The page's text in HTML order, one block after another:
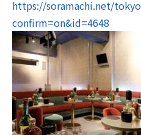
https://soramachi.net/
confirm=on&id=4648